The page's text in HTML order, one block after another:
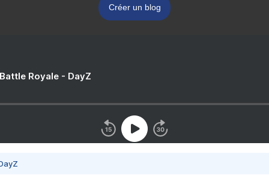
Créer un blog
Royale - DayZ